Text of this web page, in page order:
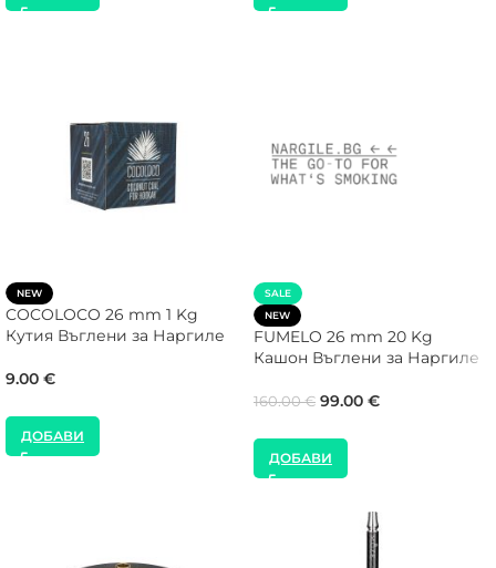
NEW
COCOLOCO 26 mm 1 Kg
Кутия Въглени за Наргиле
9.00 €
ДОБАВИ
SALE
NEW
FUMELO 26 mm 20 Kg
Кашон Въглени за Наргиле
160.00€ 99.00 €
ДОБАВИ